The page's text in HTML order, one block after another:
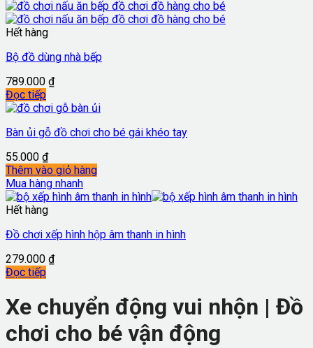
Hết hàng
Bộ đồ dùng nhà bếp
789.000 ₫
Đọc tiếp
Bàn ủi gỗ đồ chơi cho bé gái khéo tay
55.000 ₫
Thêm vào giỏ hàng
Mua hàng nhanh
Hết hàng
Đồ chơi xếp hình hộp âm thanh in hình
279.000 ₫
Đọc tiếp
Xe chuyển động vui nhộn | Đồ
chơi cho bé vận động